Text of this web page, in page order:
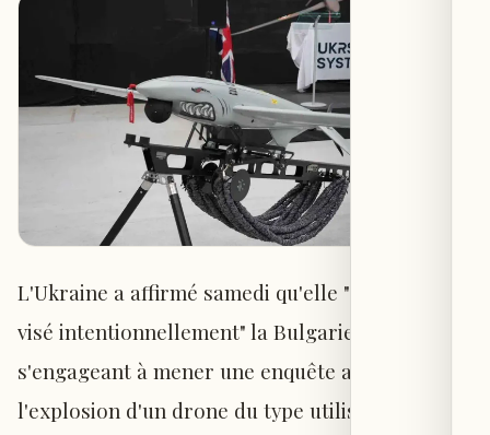
L'Ukraine a affirmé samedi qu'elle "n'avait pas
visé intentionnellement" la Bulgarie,
s'engageant à mener une enquête après
l'explosion d'un drone du type utilisé par